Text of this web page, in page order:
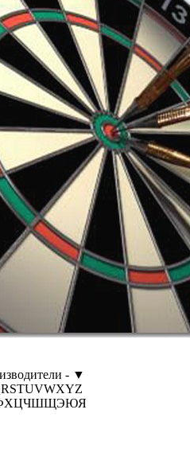
- ▼
RSTUVWXYZ
ХЦЧШЩЭЮЯ